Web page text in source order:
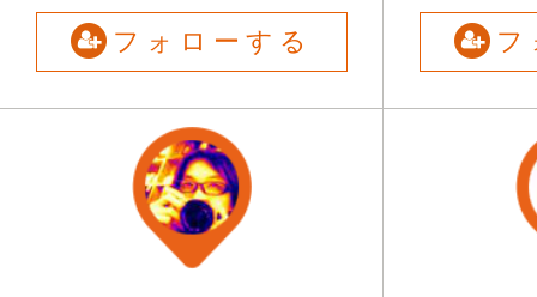
フォローする